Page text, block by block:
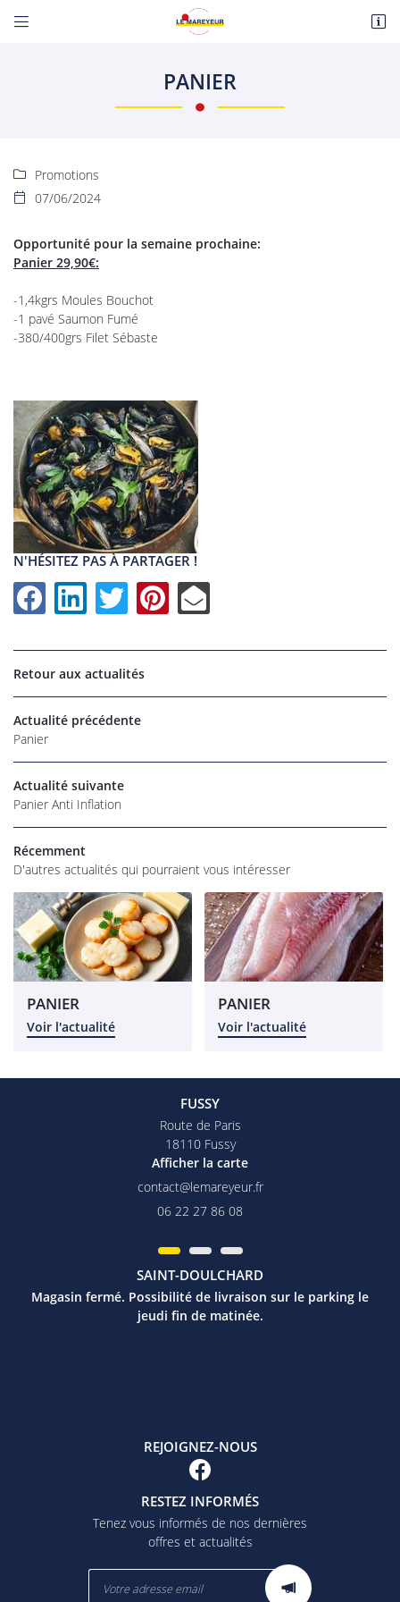

Accueil
magasins
Épicerie
et tarifs
Avis

RESTEZ
INSCRIPTION
 Adresse email de réception
En cochant cette case, vous consentez à recevoir nos propositions commerciales à
l'adresse email indiqué ci-dessus. Vous pouvez vous désinscrire à tout moment en
utilisant
le formulaire de désinscription
PANIER
 Promotions
 07/06/2024
Opportunité pour la semaine prochaine:
Panier 29,90€:
-1,4kgrs Moules Bouchot
-1 pavé Saumon Fumé
-380/400grs Filet Sébaste
N'HÉSITEZ PAS À PARTAGER !
Retour aux actualités
Actualité précédente
Panier
Actualité suivante
Panier Anti Inflation
Récemment
D'autres actualités qui pourraient vous intéresser
PANIER
Voir l'actualité
PANIER
Voir l'actualité
FUSSY
Route de Paris
18110 Fussy
Afficher la carte
06 22 27 86 08
SAINT-DOULCHARD
Magasin fermé. Possibilité de livraison sur le parking le
jeudi fin de matinée.
REJOIGNEZ-NOUS
RESTEZ INFORMÉS
Tenez vous informés de nos dernières
offres et actualités